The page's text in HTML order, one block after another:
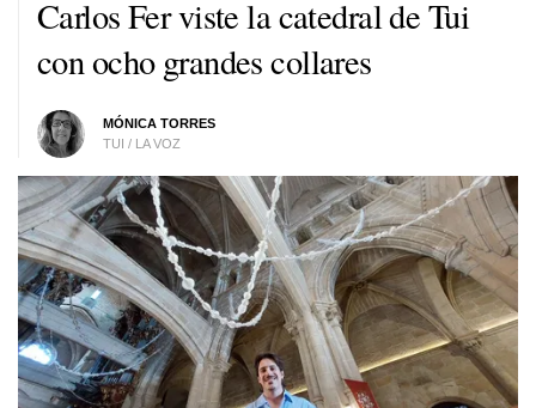
Carlos Fer viste la catedral de Tui
con ocho grandes collares
MÓNICA TORRES
TUI / LA VOZ